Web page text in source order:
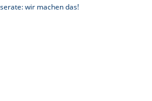
wir machen das!